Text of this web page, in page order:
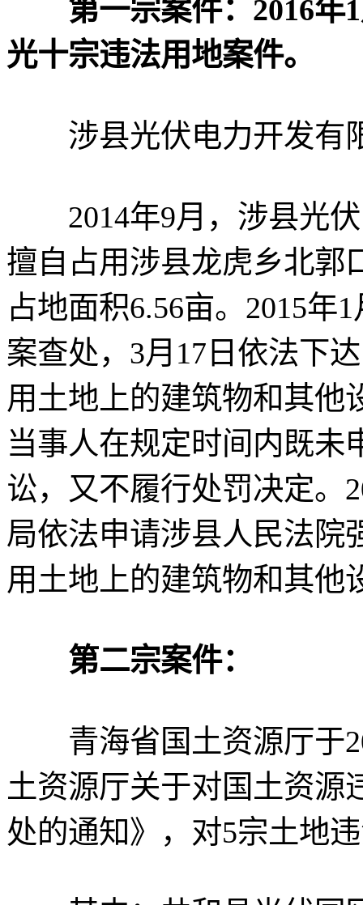
第一宗案件：2016年1
光十宗违法用地案件。
涉县光伏电力开发有
2014年9月，涉县光伏
擅自占用涉县龙虎乡北郭
占地面积6.56亩。2015年
案查处，3月17日依法下
用土地上的建筑物和其他
当事人在规定时间内既未
讼，又不履行处罚决定。
局依法申请涉县人民法院
用土地上的建筑物和其他
第二宗案件：
青海省国土资源厅于
土资源厅关于对国土资源
处的通知》，对5宗土地